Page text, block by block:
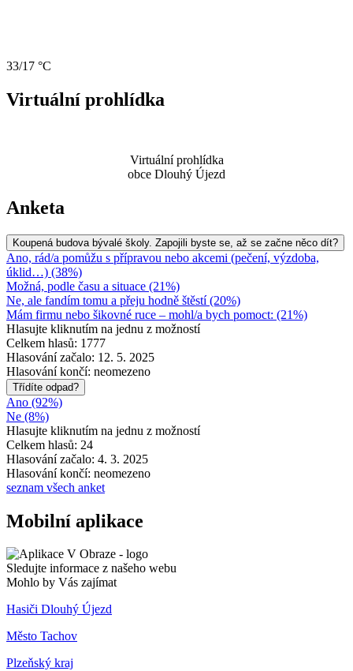
33/17 °C
Virtuální prohlídka
Virtuální prohlídka
obce Dlouhý Újezd
Anketa
Koupená budova bývalé školy. Zapojili byste se, až se začne něco dít?
Ano, rád/a pomůžu s přípravou nebo akcemi (pečení, výzdoba,
úklid…) (38%)
Možná, podle času a situace (21%)
Ne, ale fandím tomu a přeju hodně štěstí (20%)
Mám firmu nebo šikovné ruce – mohl/a bych pomoct: (21%)
Hlasujte kliknutím na jednu z možností
Celkem hlasů: 1777
Hlasování začalo: 12. 5. 2025
Hlasování končí: neomezeno
Třídíte odpad?
Ano (92%)
Ne (8%)
Hlasujte kliknutím na jednu z možností
Celkem hlasů: 24
Hlasování začalo: 4. 3. 2025
Hlasování končí: neomezeno
seznam všech anket
Mobilní aplikace
Sledujte informace z našeho webu
Mohlo by Vás zajímat
Hasiči Dlouhý Újezd
Město Tachov
Plzeňský kraj